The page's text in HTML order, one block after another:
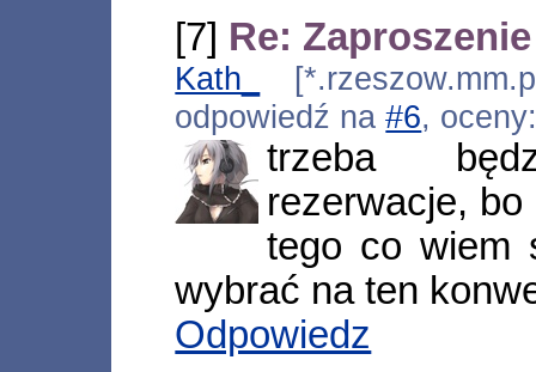
[7] Re:
Kath_
odpowiedź na#6,
trzeba
rezerwacje, bo
tego co wiem
wybrać na ten
Odpowiedz